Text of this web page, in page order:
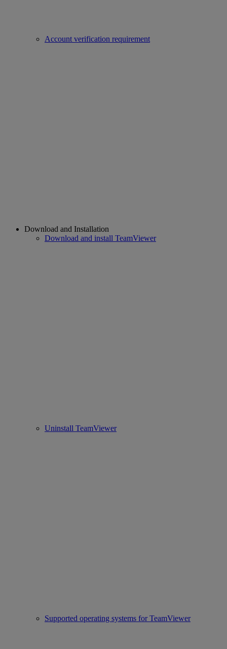
Account verification requirement
Download and Installation
Download and install TeamViewer
Uninstall TeamViewer
Supported operating systems for TeamViewer